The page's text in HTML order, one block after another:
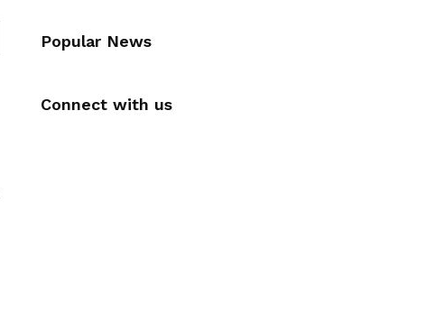
Popular News
Connect with us